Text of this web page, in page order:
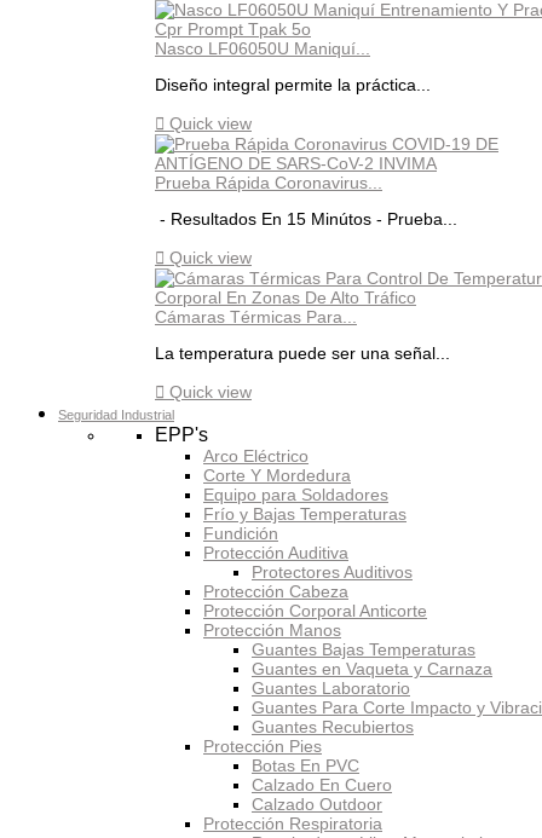
Nasco LF06050U Maniquí...
Diseño integral permite la práctica...
 Quick view
Prueba Rápida Coronavirus...
- Resultados En 15 Minútos - Prueba...
 Quick view
Cámaras Térmicas Para...
La temperatura puede ser una señal...
 Quick view
Seguridad Industrial
EPP's
Arco Eléctrico
Corte Y Mordedura
Equipo para Soldadores
Frío y Bajas Temperaturas
Fundición
Protección Auditiva
Protectores Auditivos
Protección Cabeza
Protección Corporal Anticorte
Protección Manos
Guantes Bajas Temperaturas
Guantes en Vaqueta y Carnaza
Guantes Laboratorio
Guantes Para Corte Impacto y
Guantes Recubiertos
Protección Pies
Botas En PVC
Calzado En Cuero
Calzado Outdoor
Protección Respiratoria